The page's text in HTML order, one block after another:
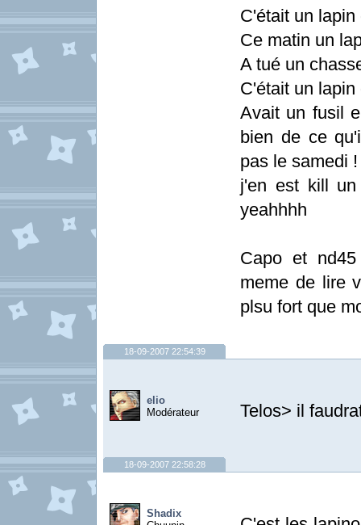
C'était un lapin
Ce matin un
A tué un
C'était un lapin
Avait un fusil
bien de ce
pas le samedi
j'en est kill un
yeahhhh
Capo et
meme de lire
plsu fort que
18-09-2007 22:54:39
elio
Modérateur
Telos> il
18-09-2007 22:58:28
Shadix